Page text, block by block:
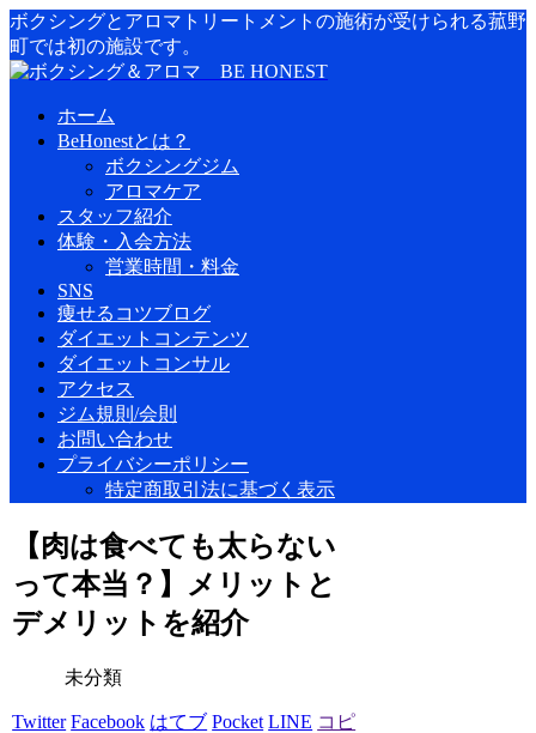
ボクシングとアロマトリートメントの施術が受けられる菰野
町では初の施設です。
ホーム
BeHonestとは？
ボクシングジム
アロマケア
スタッフ紹介
体験・入会方法
営業時間・料金
SNS
痩せるコツブログ
ダイエットコンテンツ
ダイエットコンサル
アクセス
ジム規則/会則
お問い合わせ
プライバシーポリシー
特定商取引法に基づく表示
【肉は食べても太らない
って本当？】メリットと
デメリットを紹介
未分類
Twitter Facebook はてブ Pocket LINE コピ